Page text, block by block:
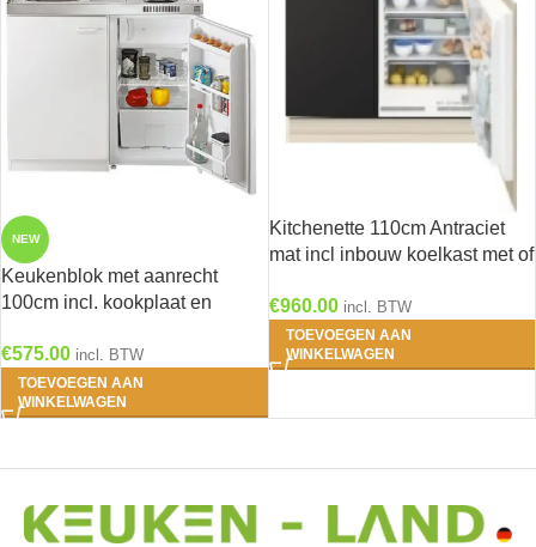
NEW
Keukenblok met aanrecht
100cm incl. kookplaat en
€575.00 incl. BTW
TOEVOEGEN AAN
WINKELWAGEN
Kitchenette 110cm Antraciet
mat incl inbouw koelkast met of
€960.00 incl. BTW
TOEVOEGEN AAN
WINKELWAGEN